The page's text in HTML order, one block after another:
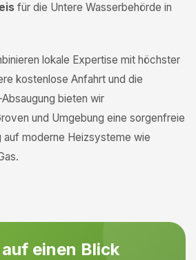
für die Untere Wasserbehörde in
lokale Expertise mit höchster
kostenlose Anfahrt und die
bieten wir
und Umgebung eine sorgenfreie
auf moderne Heizsysteme wie
einen Blick